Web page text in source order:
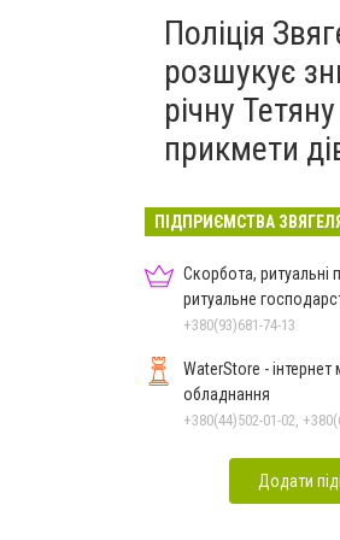
Поліція
розшукує
річну
прикмети
ПІДПРИЄМСТВА ЗВЯГЕЛЯ
Скорбота, ритуальні
ритуальне
+380(93)681-74-13
WaterStore - інтернет
обладнання
Додати